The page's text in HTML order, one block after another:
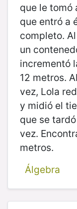
que le tomó
que entró a
completo.
un
incrementó
12 metros.
vez, Lola
y midió el
que se
vez.
metros.
Álgebra